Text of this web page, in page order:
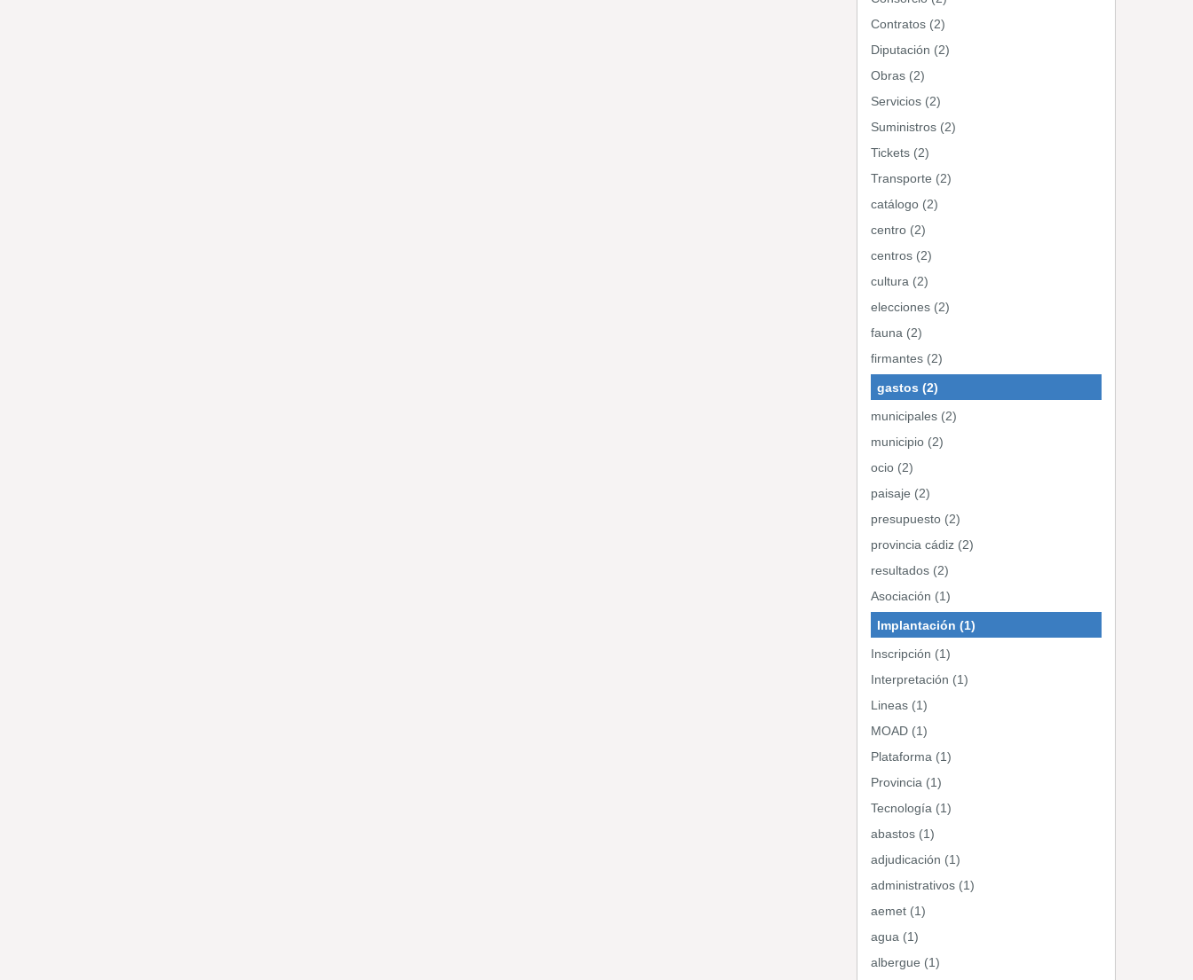
Contratos (2)
Diputación (2)
Obras (2)
Servicios (2)
Suministros (2)
Tickets (2)
Transporte (2)
catálogo (2)
centro (2)
centros (2)
cultura (2)
elecciones (2)
fauna (2)
firmantes (2)
gastos (2)
municipales (2)
municipio (2)
ocio (2)
paisaje (2)
presupuesto (2)
provincia cádiz (2)
resultados (2)
Asociación (1)
Implantación (1)
Inscripción (1)
Interpretación (1)
Lineas (1)
MOAD (1)
Plataforma (1)
Provincia (1)
Tecnología (1)
abastos (1)
adjudicación (1)
administrativos (1)
aemet (1)
agua (1)
albergue (1)